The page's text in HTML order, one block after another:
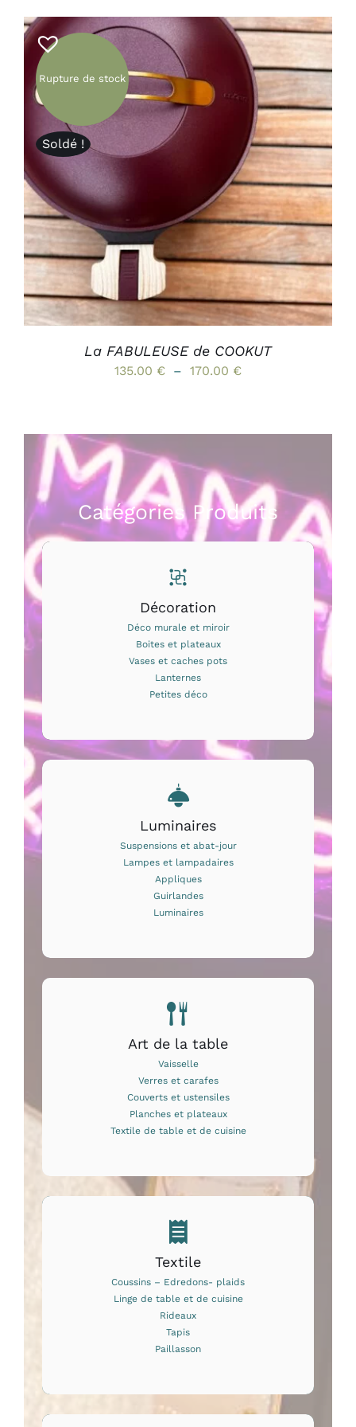
Rupture de stock
Soldé !
La FABULEUSE de COOKUT
135.00 € – 170.00 €Plage
135.00 €
170.00 €
Catégories Produits
Décoration
Déco murale et miroir
Boites et plateaux
Vases et caches pots
Lanternes
Petites déco
Luminaires
Suspensions et abat-jour
Lampes et lampadaires
Appliques
Guirlandes
Luminaires
Art de la table
Vaisselle
Verres et carafes
Couverts et ustensiles
Planches et plateaux
Textile de table et de cuisine
Textile
Coussins – Edredons- plaids
Linge de table et de cuisine
Rideaux
Tapis
Paillasson